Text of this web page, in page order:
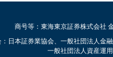
商号等：東海東京証券株式会社
：日本証券業協会、一般社団法人金
一般社団法人資産運